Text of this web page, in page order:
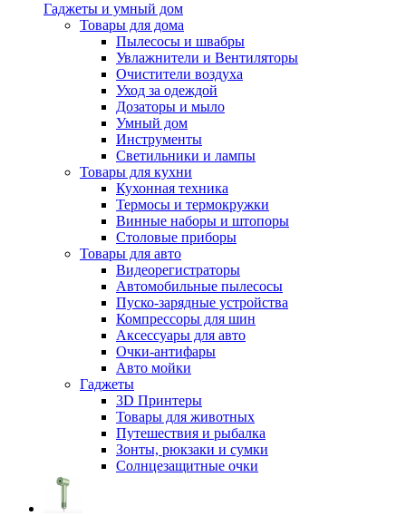
Гаджеты и умный дом
Товары для дома
Пылесосы и швабры
Увлажнители и Вентиляторы
Очистители воздуха
Уход за одеждой
Дозаторы и мыло
Умный дом
Инструменты
Светильники и лампы
Товары для кухни
Кухонная техника
Термосы и термокружки
Винные наборы и штопоры
Столовые приборы
Товары для авто
Видеорегистраторы
Автомобильные пылесосы
Пуско-зарядные устройства
Компрессоры для шин
Аксессуары для авто
Очки-антифары
Авто мойки
Гаджеты
3D Принтеры
Товары для животных
Путешествия и рыбалка
Зонты, рюкзаки и сумки
Солнцезащитные очки